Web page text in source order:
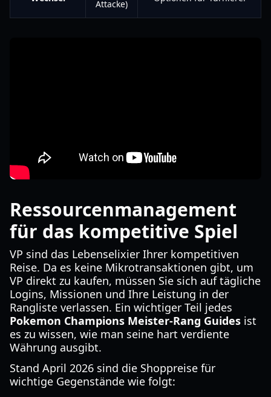
Attacke)
Ressourcenmanagement
für das kompetitive Spiel
VP sind das Lebenselixier Ihrer kompetitiven
Reise. Da es keine Mikrotransaktionen gibt, um
VP direkt zu kaufen, müssen Sie sich auf tägliche
Logins, Missionen und Ihre Leistung in der
Rangliste verlassen. Ein wichtiger Teil jedes
Pokemon Champions Meister-Rang Guides ist
es zu wissen, wie man seine hart verdiente
Währung ausgibt.
Stand April 2026 sind die Shoppreise für
wichtige Gegenstände wie folgt: